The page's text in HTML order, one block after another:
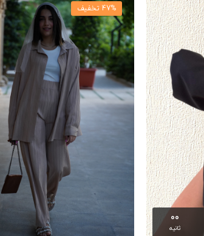
00
ثانیه
47% تخفیف